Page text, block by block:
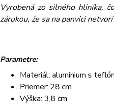
Vyrobená zo silného hliníka,
zárukou, že sa na panvici
Parametre:
Materiál: aluminium s
Priemer: 28 cm
Výška: 3,8 cm